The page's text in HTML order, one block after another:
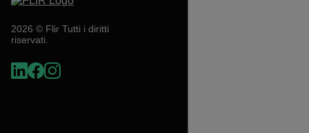
2026 © Flir Tutti i diritti
riservati.